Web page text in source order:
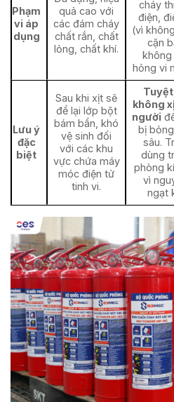
Phạm
vi áp
dụng
quả cao với
các đám cháy
chất rắn, chất
lỏng, chất khí.
cháy
điện,
(vì
cặn
không
hỏng vi
Lưu ý
đặc
biệt
Sau khi xịt sẽ
để lại lớp bột
bám bẩn, khó
vệ sinh đối
với các khu
vực chứa máy
móc điện tử
tinh vi.
không
người
bị
sâu.
dùng
phòng
vì
ngạt